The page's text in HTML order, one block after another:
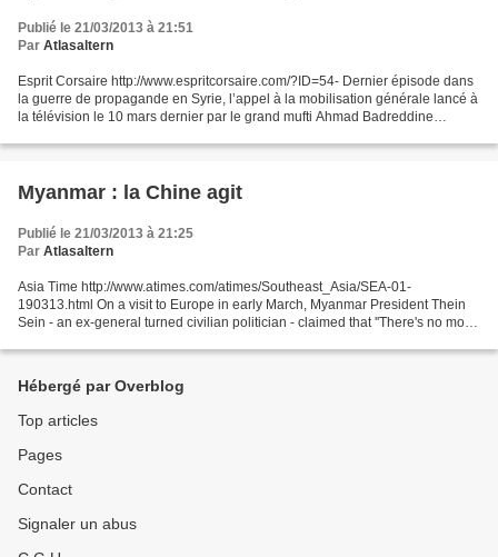
Publié le 21/03/2013 à 21:51
Par Atlasaltern
Esprit Corsaire http://www.espritcorsaire.com/?ID=54- Dernier épisode dans
la guerre de propagande en Syrie, l’appel à la mobilisation générale lancé à
la télévision le 10 mars dernier par le grand mufti Ahmad Badreddine
Myanmar : la Chine agit
Publié le 21/03/2013 à 21:25
Par Atlasaltern
Asia Time http://www.atimes.com/atimes/Southeast_Asia/SEA-01-
190313.html On a visit to Europe in early March, Myanmar President Thein
Sein - an ex-general turned civilian politician - claimed that ''There's no more
Hébergé par Overblog
Top articles
Pages
Contact
Signaler un abus